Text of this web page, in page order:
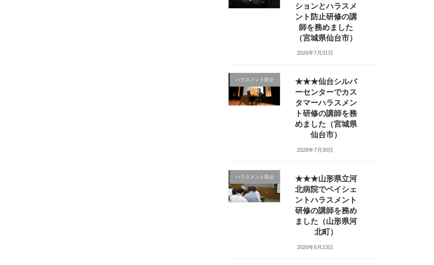
ションとハラスメ
ント防止研修の講
師を務めました
（宮城県仙台市）
2026年7月31日
ハラスメント防止
★★★仙台シルバ
ーセンターでカス
タマーハラスメン
ト研修の講師を務
めました（宮城県
仙台市）
2026年7月30日
ハラスメント防止
★★★山形県立河
北病院でペイシェ
ントハラスメント
研修の講師を務め
ました（山形県河
北町）
2026年6月23日